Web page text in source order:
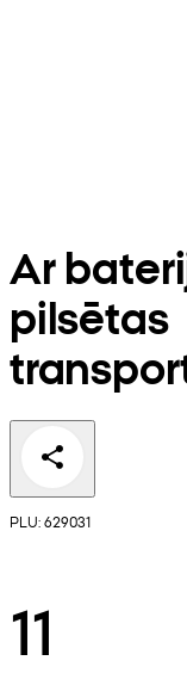
Ar
pilsētas
PLU: 629031
11